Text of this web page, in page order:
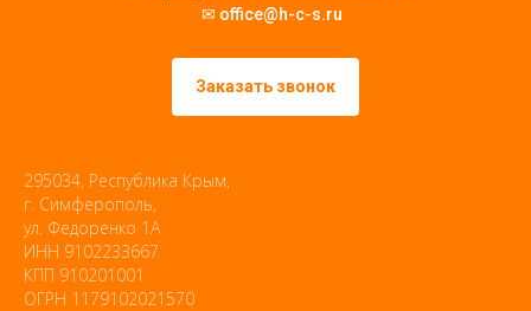
✉ office@h-c-s.ru
Заказать звонок
295034, Республика Крым,
г. Симферополь,
ул. Федоренко 1А
ИНН 9102233667
КПП 910201001
ОГРН 1179102021570